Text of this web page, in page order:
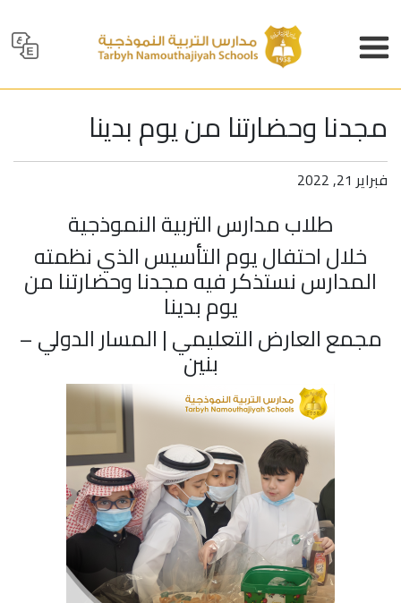
مجدنا وحضارتنا من يوم بدينا
فبراير 21, 2022
طلاب مدارس التربية النموذجية
خلال احتفال يوم التأسيس الذي نظمته
المدارس نستذكر فيه مجدنا وحضارتنا من
يوم بدينا
مجمع العارض التعليمي | المسار الدولي –
بنين